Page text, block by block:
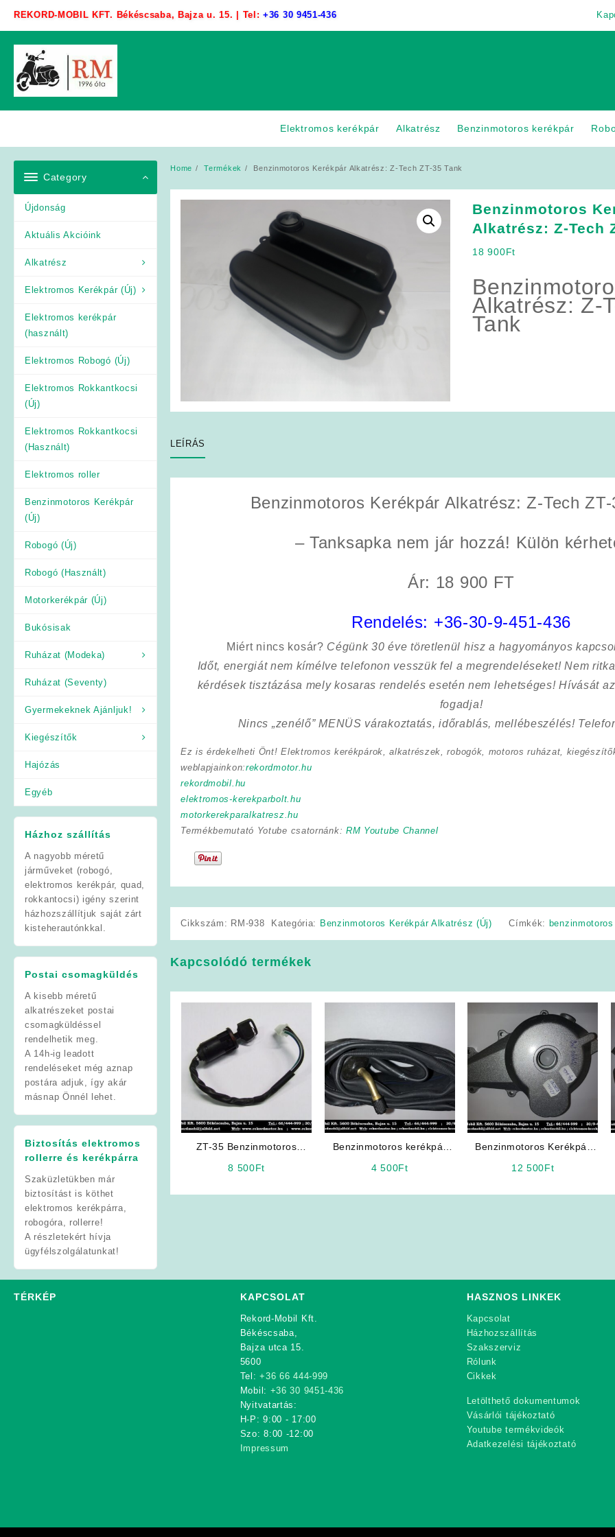
REKORD-MOBIL KFT. Békéscsaba, Bajza u. 15. | Tel:+36 30 9451-436
Elektromos kerékpár Alkatrész Benzinmotoros kerékpár
Category
Újdonság
Aktuális Akcióink
Alkatrész
Elektromos Kerékpár (Új)
Elektromos kerékpár
(használt)
Elektromos Robogó (Új)
Elektromos Rokkantkocsi
(Új)
Elektromos Rokkantkocsi
(Használt)
Elektromos roller
Benzinmotoros Kerékpár
(Új)
Robogó (Új)
Robogó (Használt)
Motorkerékpár (Új)
Bukósisak
Ruházat (Modeka)
Ruházat (Seventy)
Gyermekeknek Ajánljuk!
Kiegészítők
Hajózás
Egyéb
Házhoz szállítás
A nagyobb méretű
járműveket (robogó,
elektromos kerékpár, quad,
rokkantocsi) igény szerint
házhozszállítjuk saját zárt
kisteherautónkkal.
Postai csomagküldés
A kisebb méretű
alkatrészeket postai
csomagküldéssel
rendelhetik meg.
A 14h-ig leadott
rendeléseket még aznap
postára adjuk, így akár
másnap Önnél lehet.
Biztosítás elektromos
rollerre és kerékpárra
Szaküzletükben már
biztosítást is köthet
elektromos kerékpárra,
robogóra, rollerre!
A részletekért hívja
ügyfélszolgálatunkat!
Home Termékek Benzinmotoros Kerékpár Alkatrész: Z-Tech ZT-35 Tank
Benzinmotoros
Alkatrész: Z-Tech
18 900Ft
Alkatrész: Z-
Tank
LEÍRÁS
Benzinmotoros Kerékpár Alkatrész: Z-Tech ZT-
– Tanksapka nem jár hozzá! Külön
Ár: 18 900 FT
Rendelés: +36-30-9-451-436
Miért nincs kosár? Cégünk 30 éve töretlenül hisz a hagyományos
Időt, energiát nem kímélvetelefonon vesszük fel a megrendeléseket! Nem
kérdések tisztázása mely kosaras rendelés esetén nem lehetséges! Hívását
fogadja!
Nincs „zenélő” MENÜS várakoztatás, időrablás, mellébeszélés!
Ez is érdekelheti Önt! Elektromos kerékpárok, alkatrészek, robogók, motoros ruházat,
weblapjainkon:rekordmotor.hu
rekordmobil.hu
elektromos-kerekparbolt.hu
motorkerekparalkatresz.hu
Termékbemutató Yotube csatornánk: RM Youtube Channel
Cikkszám: RM-938 Kategória: Benzinmotoros Kerékpár Alkatrész (Új) Címkék:
Kapcsolódó termékek
ZT-35 Benzinmotoros
8 500Ft
Benzinmotoros kerékpár
4 500Ft
Benzinmotoros Kerékpár
12 500Ft
TÉRKÉP KAPCSOLAT
Rekord-Mobil Kft.
Békéscsaba,
Bajza utca 15.
5600
Tel:+36 66 444-999
Mobil: +36 30 9451-436
Nyitvatartás:
H-P: 9:00 - 17:00
Szo: 8:00 -12:00
Impressum
HASZNOS LINKEK
Kapcsolat
Házhozszállítás
Szakszerviz
Rólunk
Cikkek
Letölthető dokumentumok
Vásárlói tájékoztató
Youtube termékvideók
Adatkezelési tájékoztató